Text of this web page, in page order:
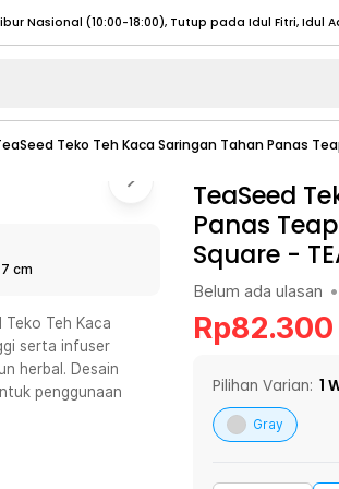
- Minggu (08:00 - 20:00), Tutup pada Idul Fitri
Libur Nasional (08:00 - 17:00) Selengkapnya
Libur Nasional (08:00 - 17:00) Selengkapnya
Nasional (12:00-20:00), Tutup pada Idul Fitri
Nasional (12:00-20:00), Tutup pada Idul Fitri
- Minggu (08:00 - 20:00), Tutup pada Idul Fitri
Libur Nasional (08:00 - 17:00) Selengkapnya
Teko Teh Kaca Saringan Tahan Panas
cm
Teh Kaca
serta infuser
herbal. Desain
penggunaan
TeaSeed
Panas
Square -
Belum ada ulasan •
Rp82.300
Pilihan Varian: 1
Gray